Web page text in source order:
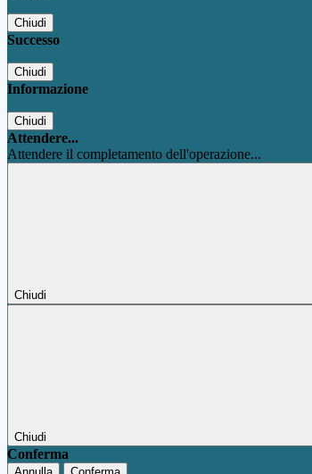
Chiudi
Successo
Chiudi
Informazione
Chiudi
Attendere...
Attendere il completamento dell'operazione...
Chiudi
Chiudi
Conferma